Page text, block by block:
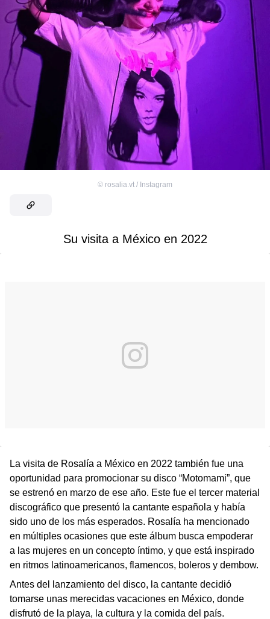
© rosalia.vt / Instagram
Su visita a México en 2022
La visita de Rosalía a México en 2022 también fue una
oportunidad para promocionar su disco “Motomami”, que
se estrenó en marzo de ese año. Este fue el tercer material
discográfico que presentó la cantante española y había
sido uno de los más esperados. Rosalía ha mencionado
en múltiples ocasiones que este álbum busca empoderar
a las mujeres en un concepto íntimo, y que está inspirado
en ritmos latinoamericanos, flamencos, boleros y dembow.
Antes del lanzamiento del disco, la cantante decidió
tomarse unas merecidas vacaciones en México, donde
disfrutó de la playa, la cultura y la comida del país.